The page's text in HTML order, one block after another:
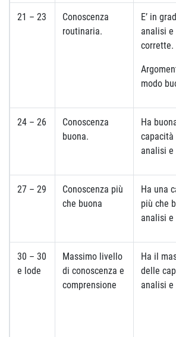
21 – 23
Conoscenza
routinaria.
E’ in
analisi
corrette.
modo
24 – 26
Conoscenza
buona.
Ha
capacità
analisi
27 – 29
Conoscenza più
che buona
Ha una
più che
analisi
30 – 30
e lode
Massimo livello
di conoscenza e
comprensione
Ha il
delle
analisi